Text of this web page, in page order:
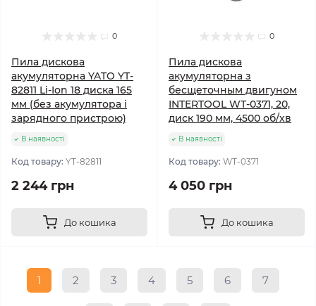
0
Пила дискова
акумуляторна YATO YT-
82811 Li-Ion 18 диска 165
мм (без акумулятора і
зарядного пристрою)
В наявності
Код товару: YT-82811
2 244 грн
До кошика
0
Пила дискова
акумуляторна з
бесщеточным двигуном
INTERTOOL WT-0371, 20,
диск 190 мм, 4500 об/хв
В наявності
Код товару: WT-0371
4 050 грн
До кошика
1 2 3 4 5 6 7